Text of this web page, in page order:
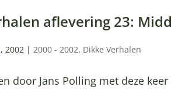
aflevering 23:
2002 |2000 - 2002, Dikke Verhalen
door Jans Polling met deze